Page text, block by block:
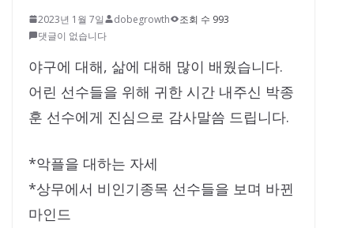
2023년 1월 7일 dobegrowth
조회 수 993
댓글이 없습니다
야구에 대해, 삶에 대해 많이 배웠습니다.
어린 선수들을 위해 귀한 시간 내주신 박종
훈 선수에게 진심으로 감사말씀 드립니다.
*악플을 대하는 자세
*상무에서 비인기종목 선수들을 보며 바뀐
마인드